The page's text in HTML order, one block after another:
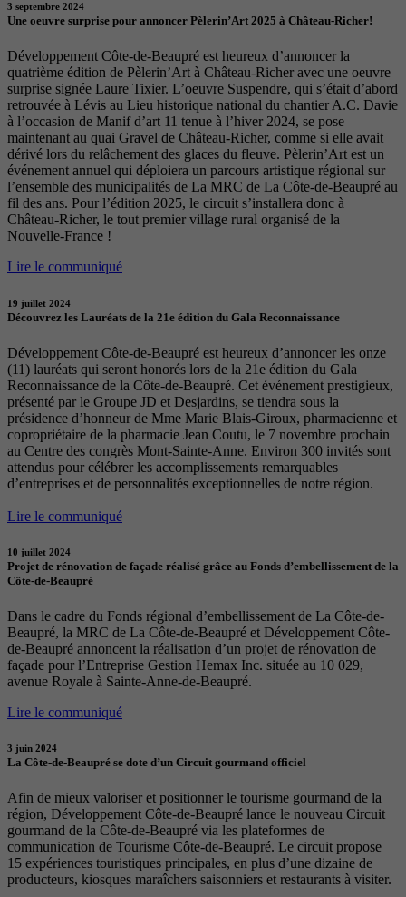
3 septembre 2024
Une oeuvre surprise pour annoncer Pèlerin’Art 2025 à Château-Richer!
Développement Côte-de-Beaupré est heureux d’annoncer la
quatrième édition de Pèlerin’Art à Château-Richer avec une oeuvre
surprise signée Laure Tixier. L’oeuvre Suspendre, qui s’était d’abord
retrouvée à Lévis au Lieu historique national du chantier A.C. Davie
à l’occasion de Manif d’art 11 tenue à l’hiver 2024, se pose
maintenant au quai Gravel de Château-Richer, comme si elle avait
dérivé lors du relâchement des glaces du fleuve. Pèlerin’Art est un
événement annuel qui déploiera un parcours artistique régional sur
l’ensemble des municipalités de La MRC de La Côte-de-Beaupré au
fil des ans. Pour l’édition 2025, le circuit s’installera donc à
Château-Richer, le tout premier village rural organisé de la
Nouvelle-France !
Lire le communiqué
19 juillet 2024
Découvrez les Lauréats de la 21e édition du Gala Reconnaissance
Développement Côte-de-Beaupré est heureux d’annoncer les onze
(11) lauréats qui seront honorés lors de la 21e édition du Gala
Reconnaissance de la Côte-de-Beaupré. Cet événement prestigieux,
présenté par le Groupe JD et Desjardins, se tiendra sous la
présidence d’honneur de Mme Marie Blais-Giroux, pharmacienne et
copropriétaire de la pharmacie Jean Coutu, le 7 novembre prochain
au Centre des congrès Mont-Sainte-Anne. Environ 300 invités sont
attendus pour célébrer les accomplissements remarquables
d’entreprises et de personnalités exceptionnelles de notre région.
Lire le communiqué
10 juillet 2024
Projet de rénovation de façade réalisé grâce au Fonds d’embellissement de la
Côte-de-Beaupré
Dans le cadre du Fonds régional d’embellissement de La Côte-de-
Beaupré, la MRC de La Côte-de-Beaupré et Développement Côte-
de-Beaupré annoncent la réalisation d’un projet de rénovation de
façade pour l’Entreprise Gestion Hemax Inc. située au 10 029,
avenue Royale à Sainte-Anne-de-Beaupré.
Lire le communiqué
3 juin 2024
La Côte-de-Beaupré se dote d’un Circuit gourmand officiel
Afin de mieux valoriser et positionner le tourisme gourmand de la
région, Développement Côte-de-Beaupré lance le nouveau Circuit
gourmand de la Côte-de-Beaupré via les plateformes de
communication de Tourisme Côte-de-Beaupré. Le circuit propose
15 expériences touristiques principales, en plus d’une dizaine de
producteurs, kiosques maraîchers saisonniers et restaurants à visiter.